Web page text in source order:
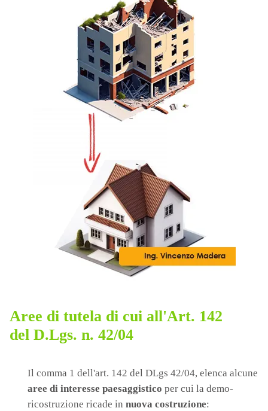
Aree di tutela di cui all'Art. 142
del D.Lgs. n. 42/04
Il comma 1 dell'art. 142 del DLgs 42/04, elenca alcune
aree di interesse paesaggistico per cui la demo-
ricostruzione ricade in nuova costruzione: